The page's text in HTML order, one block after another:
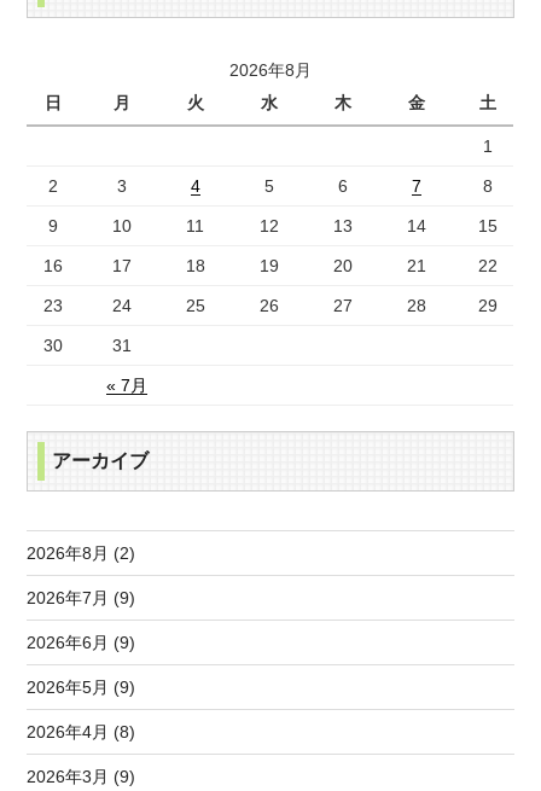
2026年8月
日
月 火 水 木 金 土
« 7月
1
2 3 4 5 6 7 8
9 10 11 12 13 14 15
16 17 18 19 20 21 22
23 24 25 26 27 28 29
30 31
アーカイブ
2026年8月 (2)
2026年7月 (9)
2026年6月 (9)
2026年5月 (9)
2026年4月 (8)
2026年3月 (9)